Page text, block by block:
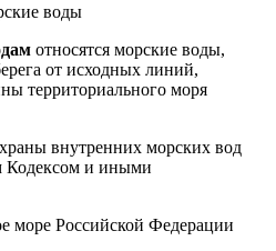
воды
относятся морские воды,
от исходных линий,
территориального моря
внутренних морских вод
Кодексом и иными
море Российской Федерации